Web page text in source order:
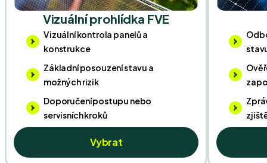
Vizuální prohlídka FVE
Vizuální kontrola panelů a
konstrukce
Základní posouzení stavu a
možných rizik
Doporučení postupu nebo
servisních kroků
Vybrat